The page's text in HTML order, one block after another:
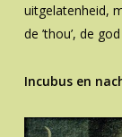
uitgelatenheid,
de ’thou’, de
Incubus en